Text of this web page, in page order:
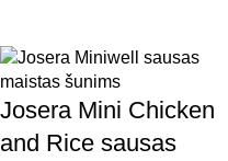
Josera Mini Chicken
and Rice sausas